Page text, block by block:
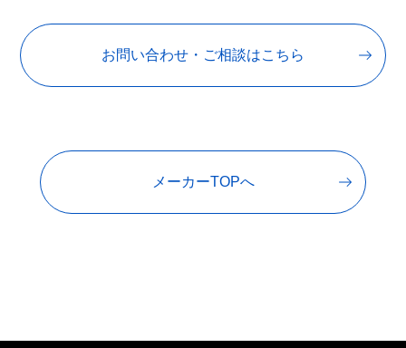
お問い合わせ・ご相談はこちら
メーカーTOPへ